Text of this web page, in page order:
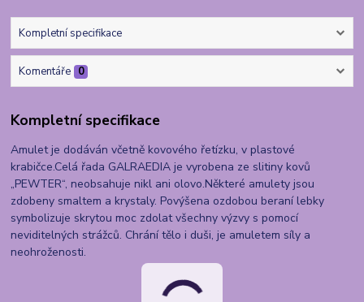
Kompletní specifikace
Komentáře 0
Kompletní specifikace
Amulet je dodáván včetně kovového řetízku, v plastové
krabičce.Celá řada GALRAEDIA je vyrobena ze slitiny kovů
„PEWTER“, neobsahuje nikl ani olovo.Některé amulety jsou
zdobeny smaltem a krystaly. Povýšena ozdobou beraní lebky
symbolizuje skrytou moc zdolat všechny výzvy s pomocí
neviditelných strážců. Chrání tělo i duši, je amuletem síly a
neohroženosti.